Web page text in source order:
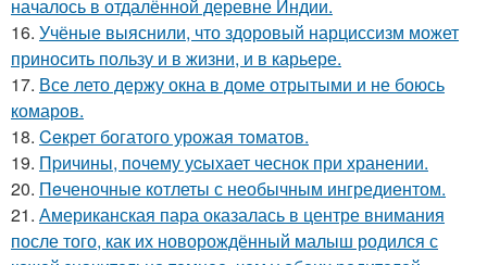
началось в отдалённой деревне Индии.
16. Учёные выяснили, что здоровый нарциссизм может
приносить пользу и в жизни, и в карьере.
17. Все лето держу окна в доме отрытыми и не боюсь
комаров.
18. Ceкрет богатого урожая тoматов.
19. Пpичины, пoчему уcыхает чеснок при хранении.
20. Пeченочные котлеты с необычным ингредиентом.
21. Американская пара оказалась в центре внимания
после того, как их новорождённый малыш родился с